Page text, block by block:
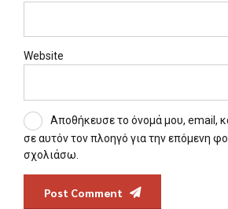
Website
Αποθήκευσε το όνομά μου, email,
σε αυτόν τον πλοηγό για την επόμενη
σχολιάσω.
Post Comment